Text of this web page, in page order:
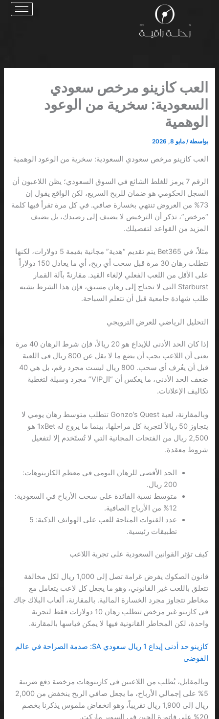
العب كازينو مرخص سعودي
السعودية: سخرية من الوعود
الوهمية
بواسطة /مايو 8, 2026
العب كازينو مرخص سعودي السعودية: سخرية من الوعود الوهمية
الرقم 7 يرمز للغلط الشائع في السوق السعودي؛ يظن اللاعبون أن
السجل الحكومي هو ضمان للربح السريع، لكن الواقع يقول إن
73% من العروض تنتهي بخسارة صافي. في كل مرة تقرأ فيها كلمة
“مرخص”، تذكر أن الترخيص لا يضيف إلى رصيدك، بل يضيف
المزيد من القواعد لتفصيلك.
مثلاً، في Bet365 يتم تقديم “هدية” مجانية بقيمة 5 دولارات، لكنها
تتطلب رهان 30 مرة قبل سحب أي ربح، أي ما يعادل 150 دولاراً
على الأقل من اللعب الفعلي لإلغاء القيد. مقارنةً بآلة القمار
Starburst التي لا تحتاج إلى رهان مسبق، فإن هذا الشرط يشبه
طلب شهادة جامعية قبل أن تتعلم السباحة.
التحليل الرياضي للعرض الترويجي
إذا كان الحد الأدنى للإيداع هو 20 ريالاً، فإن شرط الرهان 40 مرة
يعني أن اللاعب يجب أن يضع ما لا يقل عن 800 ريال في اللعبة
قبل أن يعُرف أي سحب. 800 ريال ليست مجرد رقم، بل هي 40
ضعف الحد الأدنى، ما يعكس أن “الVIP” مجرد وسيلة لتغطية
تكاليف الإعلانات.
وبالمقارنة، لعبة Gonzo’s Quest تتطلب متوسط رهان يومي لا
يتجاوز 50 ريالاً لتجربة كل مراحلها، بينما ما يروج له 1xBet هو
2,500 ريال من الفتحات المجانية التي لا تُستَخدم إلا لتفعيل
شروط معقدة.
الحد الأقصى للرهان اليومي في معظم الكازينوهات:
200 ريال.
متوسط نسبة الفائدة على سحب الأرباح في السعودية:
12% من الأرباح الصافية.
عدد القنوات المتاحة للعب على الهواتف الذكية: 5
تطبيقات رئيسية.
كيف تؤثر القوانين السعودية على تجربة اللاعب
قانون الصكوك يفرض غرامة تصل إلى 1,000 ريال لكل مخالفة
تتعلق باللعب غير القانوني، وهو ما يجعل كل لاعب يتعامل مع
مخاطر تتجاوز مجرد الخسارة المالية. بالمقارنة، ألعاب البلاك جاك
في كازينو غير مرخص تتطلب رهان 10 دولارات فقط لتجربة
واحدة، لكن المخاطر القانونية فيها لا يمكن قياسها بالمقارنة.
كازينو حد أدنى إيداع 1 ريال سعودي SA: صدمة الصراحة في عالم
الفوضى
وبالمقابل، يُطلب من اللاعبين في كازينوهات مرخصة دفع ضريبة
5% على إجمالي الأرباح، ما يجعل صافي الربح ينخفض من 2,000
ريال إلى 1,900 ريال تقريباً، وهو انخفاض ملموس يذكرنا بخصم
20% على فاتورة الجبن في السوبر ماركت.